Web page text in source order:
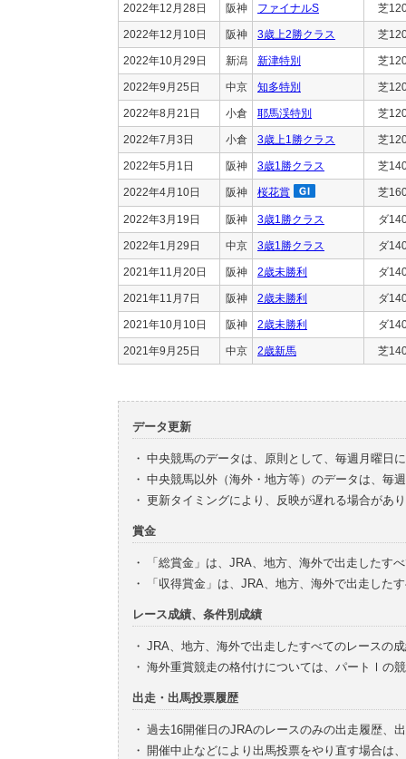
2022年12月28日 阪神 ファイナルS 芝
2022年12月10日 阪神 3歳上2勝クラス 芝
2022年10月29日 新潟 新津特別 芝
2022年9月25日 中京 知多特別 芝
2022年8月21日 小倉 耶馬渓特別 芝
2022年7月3日 小倉 3歳上1勝クラス 芝
2022年5月1日 阪神 3歳1勝クラス 芝
2022年4月10日 阪神 桜花賞 芝
2022年3月19日 阪神 3歳1勝クラス ダ
2022年1月29日 中京 3歳1勝クラス ダ
2021年11月20日 阪神 2歳未勝利 ダ
2021年11月7日 阪神 2歳未勝利 ダ
2021年10月10日 阪神 2歳未勝利 ダ
2021年9月25日 中京 2歳新馬 芝
データ更新
・ 中央競馬のデータは、原則として、毎週月曜日
・ 中央競馬以外（海外・地方等）のデータは、毎
・ 更新タイミングにより、反映が遅れる場合があ
賞金
・
「総賞金」は、JRA、地方、海外で出走したす
・
「収得賞金」は、JRA、地方、海外で出走した
レース成績、条件別成績
・ JRA、地方、海外で出走したすべてのレースの
・ 海外重賞競走の格付けについては、パートⅠの
出走・出馬投票履歴
・ 過去16開催日のJRAのレースのみの出走履歴、
・ 開催中止などにより出馬投票をやり直す場合は